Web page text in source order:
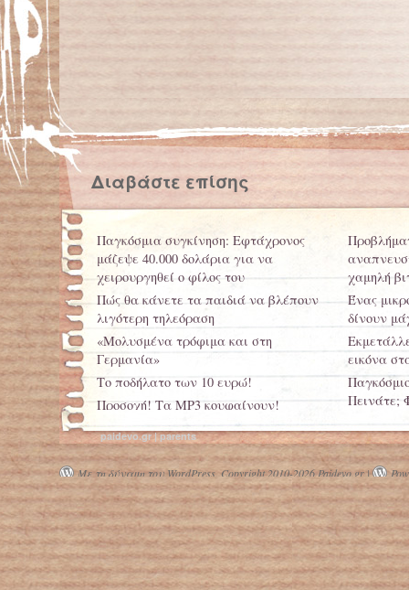
Διαβάστε επίσης
Παγκόσμια συγκίνηση: Εφτάχρονος
μάζεψε 40.000 δολάρια για να
χειρουργηθεί ο φίλος του
Πώς θα κάνετε τα παιδιά να βλέπουν
λιγότερη τηλεόραση
«Μολυσμένα τρόφιμα και στη
Γερμανία»
Το ποδήλατο των 10 ευρώ!
Προσοχή! Τα MP3 κουφαίνουν!
χαμηλή
Ένας
δίνουν
εικόνα
Πεινάτε;
παιδιών
paidevo.gr | parents
Με τη δύναμη του WordPress. Copyright 2010-2026 Paidevo.gr |